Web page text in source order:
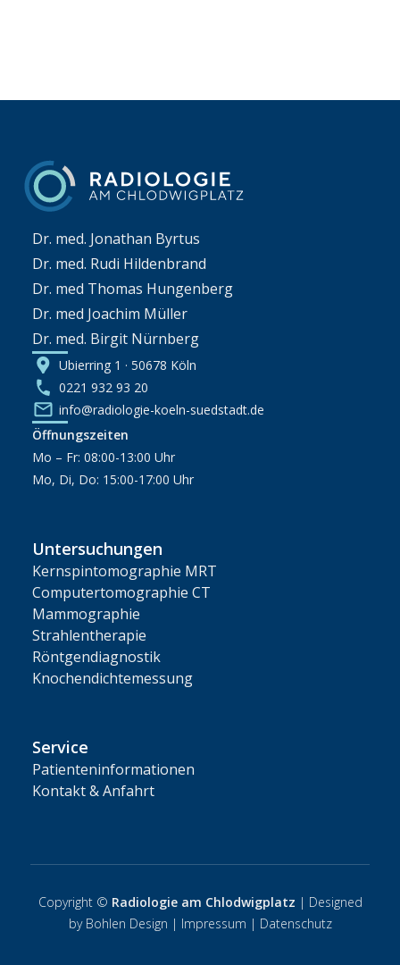
Dr. med. Jonathan Byrtus
Dr. med. Rudi Hildenbrand
Dr. med Thomas Hungenberg
Dr. med Joachim Müller
Dr. med. Birgit Nürnberg
Ubierring 1 · 50678 Köln
0221 932 93 20
info@radiologie-koeln-suedstadt.de
Öffnungszeiten
Mo – Fr: 08:00-13:00 Uhr
Mo, Di, Do: 15:00-17:00 Uhr
Untersuchungen
Kernspintomographie MRT
Computertomographie CT
Mammographie
Strahlentherapie
Röntgendiagnostik
Knochendichtemessung
Service
Patienteninformationen
Kontakt & Anfahrt
Copyright © Radiologie am Chlodwigplatz | Designed
by Bohlen Design | Impressum | Datenschutz